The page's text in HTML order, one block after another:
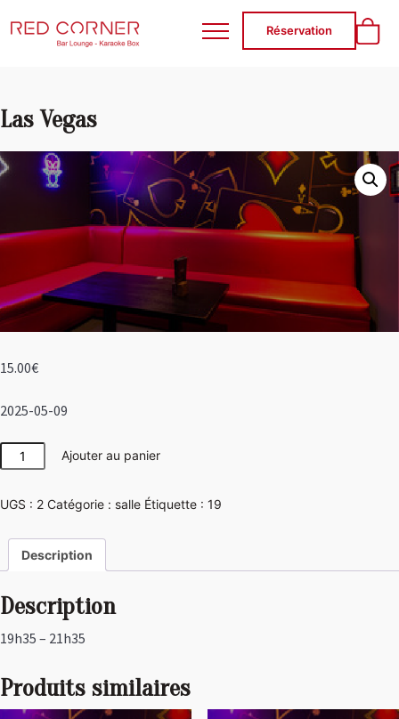
RED CORNER
Réservation
Las Vegas
15.00€
2025-05-09
quantité
de
Vegas
Ajouter au panier
UGS : 2 Catégorie : salle Étiquette : 19
Description
Description
19h35 – 21h35
Produits similaires